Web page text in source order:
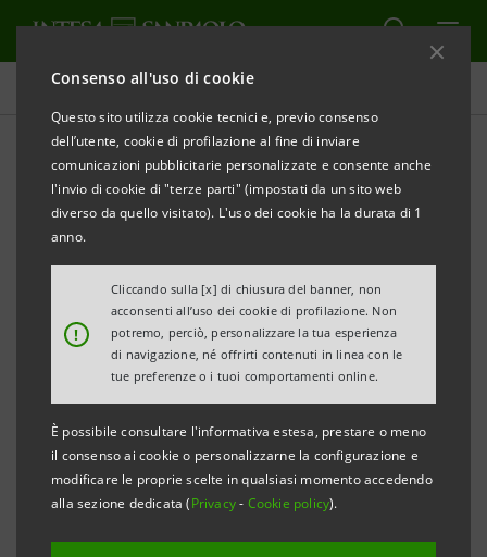
Consenso all'uso di cookie
Questo sito utilizza cookie tecnici e, previo consenso
dell’utente, cookie di profilazione al fine di inviare
comunicazioni pubblicitarie personalizzate e consente anche
l'invio di cookie di "terze parti" (impostati da un sito web
diverso da quello visitato). L'uso dei cookie ha la durata di 1
anno.
!
Cliccando sulla [x] di chiusura del banner, non
acconsenti all’uso dei cookie di profilazione. Non
potremo, perciò, personalizzare la tua esperienza
di navigazione, né offrirti contenuti in linea con le
tue preferenze o i tuoi comportamenti online.
È possibile consultare l'informativa estesa, prestare o meno
il consenso ai cookie o personalizzarne la configurazione e
modificare le proprie scelte in qualsiasi momento accedendo
alla sezione dedicata (Privacy- Cookie policy).
Tutti i progetti
SOCIALE
Women's empowerment:
investire sulla parità di
genere in Italia